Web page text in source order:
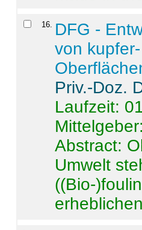
16
DFG -
von
Priv.-Doz.
Laufzeit:
Abstract:
Umwelt
((Bio-